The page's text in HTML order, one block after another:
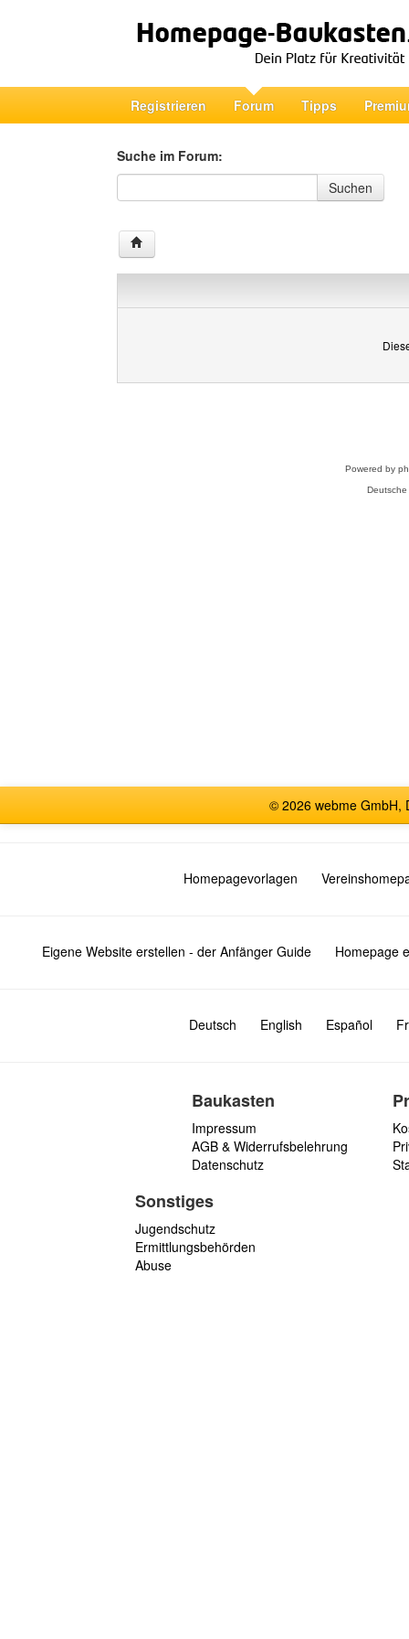
Registrieren Forum Tipps
Suche im Forum:
Suche im Forum
Suchen
Powered by
© 2026 webme GmbH,
Homepagevorlagen
Eigene Website erstellen - der Anfänger Guide Homepage
Deutsch English Español
Baukasten
Impressum
AGB & Widerrufsbelehrung
Datenschutz
Sonstiges
Jugendschutz
Ermittlungsbehörden
Abuse